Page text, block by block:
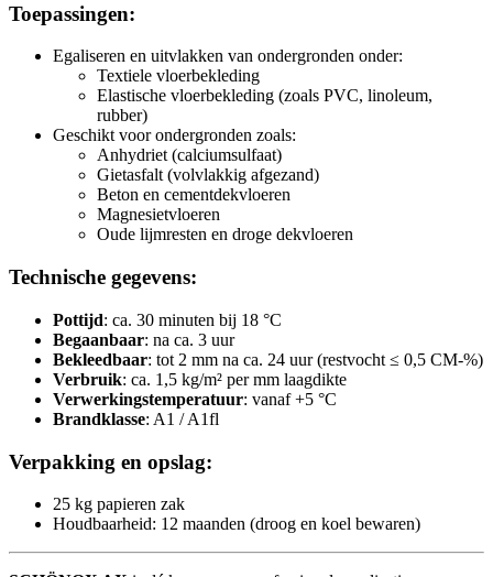
Toepassingen:
Egaliseren en uitvlakken van ondergronden onder:
Textiele vloerbekleding
Elastische vloerbekleding (zoals PVC, linoleum,
rubber)
Geschikt voor ondergronden zoals:
Anhydriet (calciumsulfaat)
Gietasfalt (volvlakkig afgezand)
Beton en cementdekvloeren
Magnesietvloeren
Oude lijmresten en droge dekvloeren
Technische gegevens:
Pottijd: ca. 30 minuten bij 18 °C
Begaanbaar: na ca. 3 uur
Bekleedbaar: tot 2 mm na ca. 24 uur (restvocht ≤ 0,5 CM-%)
Verbruik: ca. 1,5 kg/m² per mm laagdikte
Verwerkingstemperatuur: vanaf +5 °C
Brandklasse: A1 / A1fl
Verpakking en opslag:
25 kg papieren zak
Houdbaarheid: 12 maanden (droog en koel bewaren)